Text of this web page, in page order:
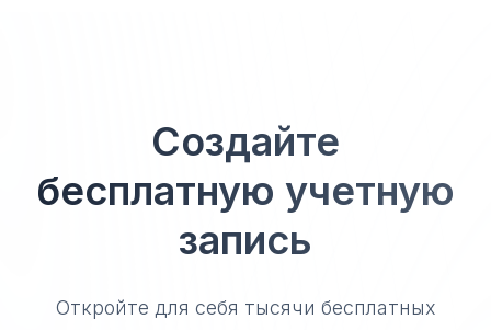
Создайте
бесплатную учетную
запись
Откройте для себя тысячи бесплатных